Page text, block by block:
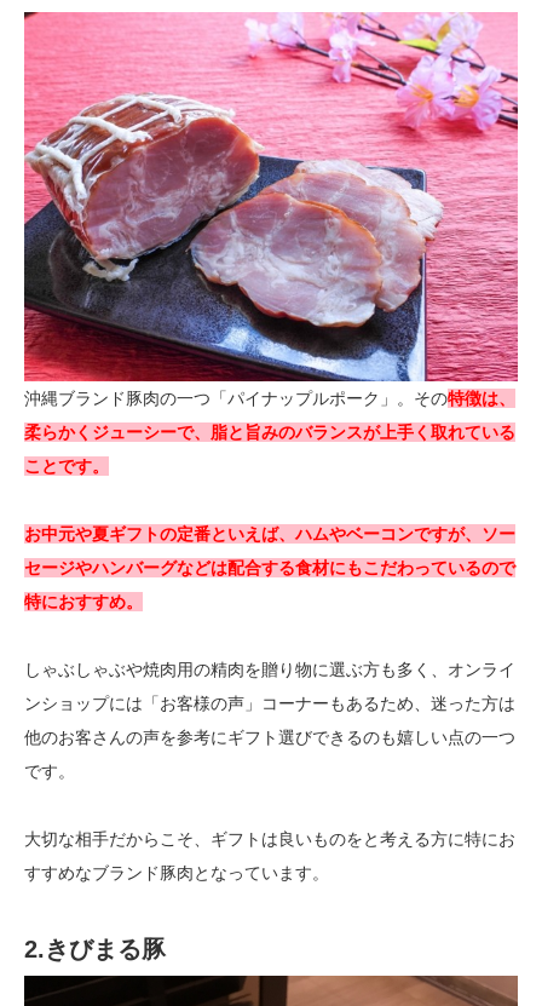
沖縄ブランド豚肉の一つ「パイナップルポーク」。その特徴は、
柔らかくジューシーで、脂と旨みのバランスが上手く取れている
ことです。
お中元や夏ギフトの定番といえば、ハムやベーコンですが、ソー
セージやハンバーグなどは配合する食材にもこだわっているので
特におすすめ。
しゃぶしゃぶや焼肉用の精肉を贈り物に選ぶ方も多く、オンライ
ンショップには「お客様の声」コーナーもあるため、迷った方は
他のお客さんの声を参考にギフト選びできるのも嬉しい点の一つ
です。
大切な相手だからこそ、ギフトは良いものをと考える方に特にお
すすめなブランド豚肉となっています。
2.きびまる豚